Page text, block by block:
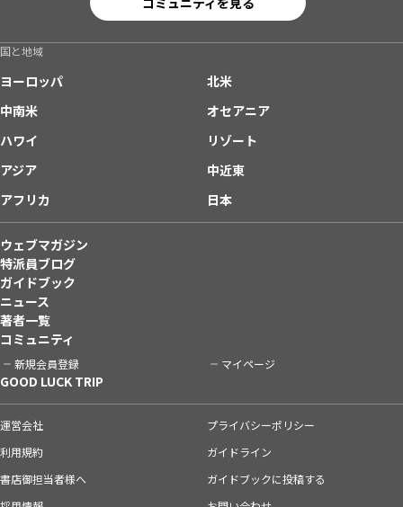
国と地域
ヨーロッパ
北米
中南米
オセアニア
ハワイ
リゾート
アジア
中近東
アフリカ
日本
ウェブマガジン
特派員ブログ
ガイドブック
ニュース
著者一覧
コミュニティ
新規会員登録 マイページ
GOOD LUCK TRIP
運営会社
プライバシーポリシー
利用規約
ガイドライン
書店御担当者様へ
ガイドブックに投稿する